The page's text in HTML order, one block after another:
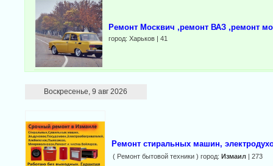
Ремонт Москвич ,ремонт ВАЗ ,ремонт
город: Харьков | 41
Воскресенье, 9 авг 2026
Ремонт стиральных машин,
( Ремонт бытовой техники ) город: Измаил| 273